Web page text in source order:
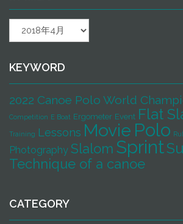
録
KEYWORD
2022 Canoe Polo World
Competition E Boat Ergometer Event Flat
Training Lessons Movie Polo
Photography Slalom Sprint
Technique of a canoe
CATEGORY